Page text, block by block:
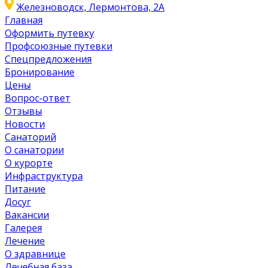
Железноводск, Лермонтова, 2А
Главная
Оформить путевку
Профсоюзные путевки
Спецпредложения
Бронирование
Цены
Вопрос-ответ
Отзывы
Новости
Санаторий
О санатории
О курорте
Инфраструктура
Питание
Досуг
Вакансии
Галерея
Лечение
О здравнице